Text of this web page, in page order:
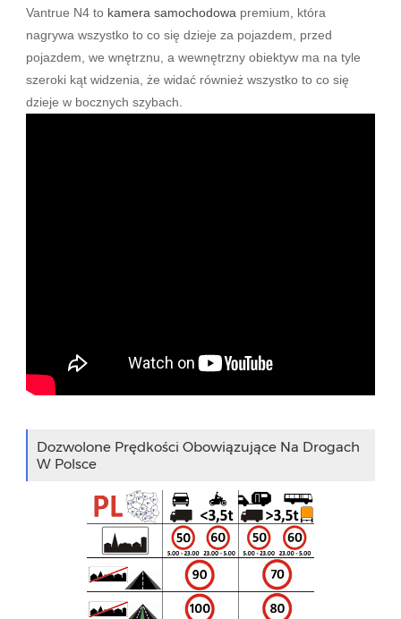
Vantrue N4 to kamera samochodowa premium, która
nagrywa wszystko to co się dzieje za pojazdem, przed
pojazdem, we wnętrznu, a wewnętrzny obiektyw ma na tyle
szeroki kąt widzenia, że widać również wszystko to co się
dzieje w bocznych szybach.
Dozwolone Prędkości Obowiązujące Na Drogach
W Polsce